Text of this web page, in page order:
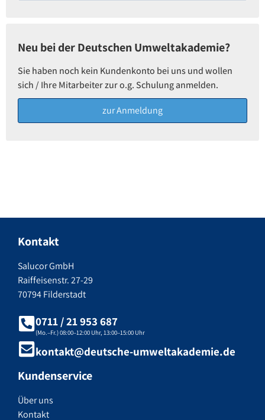
Neu bei der Deutschen Umweltakademie?
Sie haben noch kein Kundenkonto bei uns und wollen
sich / Ihre Mitarbeiter zur o.g. Schulung anmelden.
Kontakt
Salucor GmbH
Raiffeisenstr. 27-29
70794 Filderstadt
0711 / 21 953 687
(Mo.–Fr.) 08:00–12:00 Uhr, 13:00–15:00 Uhr
kontakt@deutsche-umweltakademie.de
Kundenservice
Über uns
Kontakt